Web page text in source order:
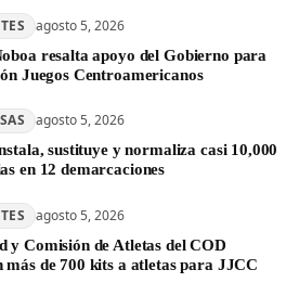
agosto 5, 2026
resalta apoyo del Gobierno para
Juegos Centroamericanos
agosto 5, 2026
sustituye y normaliza casi 10,000
en 12 demarcaciones
agosto 5, 2026
y Comisión de Atletas del COD
más de 700 kits a atletas para JJCC